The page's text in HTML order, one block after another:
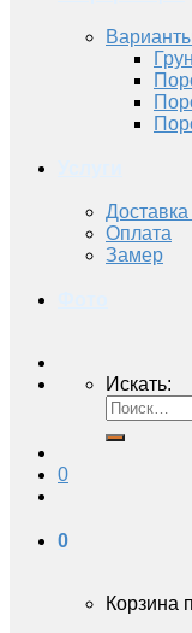
Оплата
Замер
Искать:
0
0
Корзина